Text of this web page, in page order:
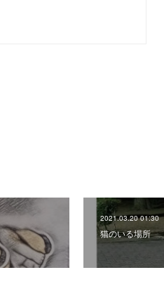
2021.03.20 01:30
猫のいる場所